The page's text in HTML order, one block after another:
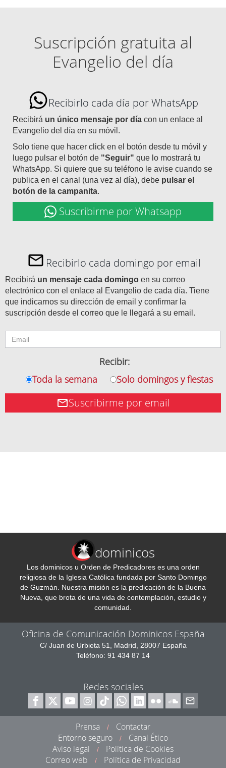
Suscripción gratuita al
Evangelio del día
Recibirlo cada día por WhatsApp
Recibirá un único mensaje por día con un enlace al
Evangelio del día en su móvil.
Solo tiene que hacer click en el botón desde tu móvil y
luego pulsar el botón de "Seguir" que lo mostrará tu
WhatsApp. Si quiere que su teléfono le avise cuando se
publica en el canal (una vez al día), debe pulsar el
botón de la campanita.
Suscribirme por Whatsapp
Recibirlo cada domingo por email
Recibirá un mensaje cada domingo en su correo
electrónico con el enlace al Evangelio de cada día. Tiene
que indicarnos su dirección de email y confirmar la
suscripción desde el correo que le llegará a su email.
Recibir:
Toda la semana
Solo domingos y fiestas
Suscribirme por email
dominicos
Los dominicos u Orden de Predicadores es una orden
religiosa de la Iglesia Católica fundada por Santo Domingo
de Guzmán. Nuestra misión es la predicación de la Buena
Nueva, que brota de una vida de contemplación, estudio y
comunidad.
Oficina de Comunicación Dominicos España
C/ Juan de Urbieta 51, Madrid, 28007 España
Teléfono: 91 434 87 14
Redes sociales
Prensa /
Contactar
Entorno seguro
/
Canal Ético
Aviso legal
/
Política de Cookies
Correo web
/ Política de Privacidad